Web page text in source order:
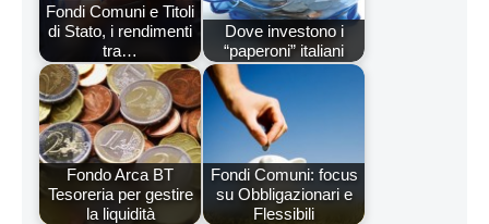
Fondi Comuni e Titoli
di Stato, i rendimenti
tra…
Dove investono i
“paperoni” italiani
Fondo Arca BT
Tesoreria per gestire
la liquidità
Fondi Comuni: focus
su Obbligazionari e
Flessibili